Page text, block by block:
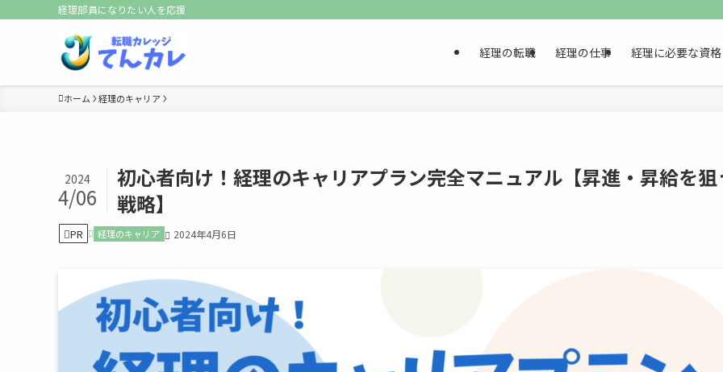
経理部員になりたい人を応援
経理の転職 経理の仕事 経理に必要な資
ホーム 経理のキャリア
初心者向け！経理のキャリアプラン完全マニュアル【昇進・昇給を狙
戦略】
2024
4/06
PR 経理のキャリア 2024年4月6日